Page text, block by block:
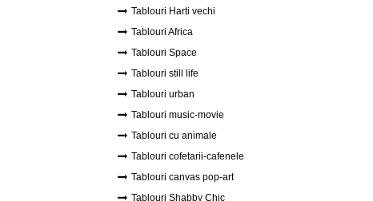
Tablouri Harti vechi
Tablouri Africa
Tablouri Space
Tablouri still life
Tablouri urban
Tablouri music-movie
Tablouri cu animale
Tablouri cofetarii-cafenele
Tablouri canvas pop-art
Tablouri Shabby Chic